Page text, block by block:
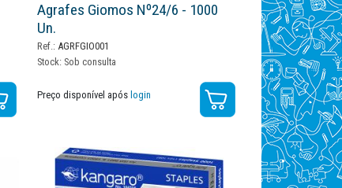
Agrafes Giomos Nº24/6 - 1000
Un.
Ref.: AGRFGIO001
Stock: Sob consulta
Preço disponível após login